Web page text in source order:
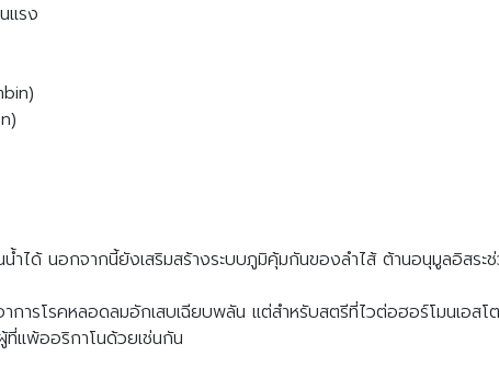
แรง
ำได้ นอกจากนี้ยังเสริมสร้างระบบภูมิคุ้มกันของลำไส้ ต้านอนุมูลอิสร
การโรคหลอดลมอักเสบเฉียบพลัน แต่สำหรับสตรีที่ไวต่อฮอร์โมนเอสโ
แพ้ออริกาโนด้วยเช่นกัน